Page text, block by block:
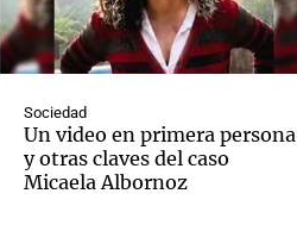
Sociedad
Un video en primera persona
y otras claves del caso
Micaela Albornoz